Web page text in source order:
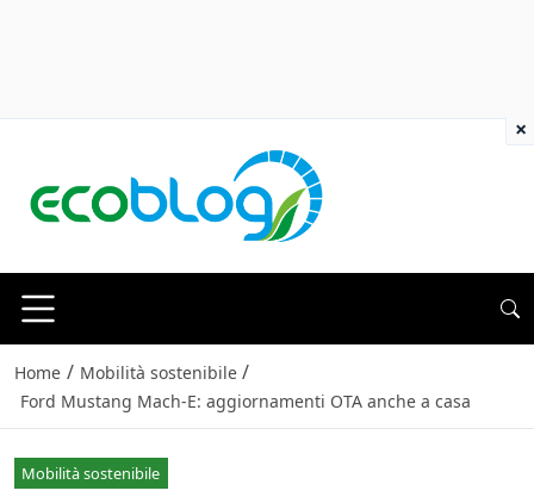
Home / Mobilità sostenibile /
Ford Mustang Mach-E: aggiornamenti OTA anche a casa
Mobilità sostenibile
×